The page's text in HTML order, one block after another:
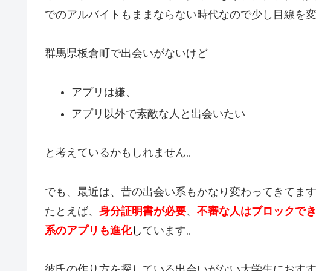
でのアルバイトもままならない時代なので少し目線を
群馬県板倉町で出会いがないけど
アプリは嫌、
アプリ以外で素敵な人と出会いたい
と考えているかもしれません。
でも、最近は、昔の出会い系もかなり変わってきてます
たとえば、 身分証明書が必要、 不審な人はブロックで
系のアプリも進化し ています。